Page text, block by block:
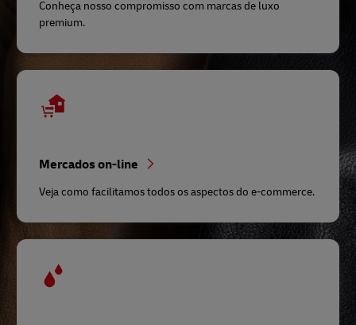
Conheça nosso compromisso com marcas de luxo
premium.
Mercados on-line
Veja como facilitamos todos os aspectos do e-commerce.